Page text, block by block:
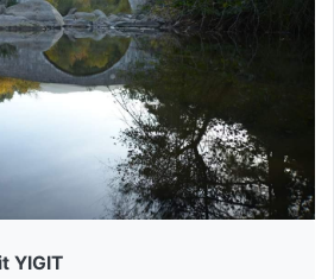
YIGIT